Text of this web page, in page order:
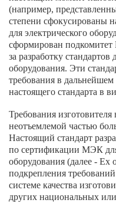
(например,
степени сфокусированы
для электрического
сформирован
за разработку стандартов
оборудования. Эти
требования в
настоящего стандарта в
Требования изготовителя
неотъемлемой частью
Настоящий стандарт
по сертификации МЭК
оборудования (далее - Ех
подкрепления
системе качества
других национальных